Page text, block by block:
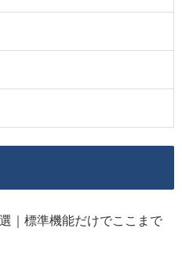
｜標準機能だけでここまで